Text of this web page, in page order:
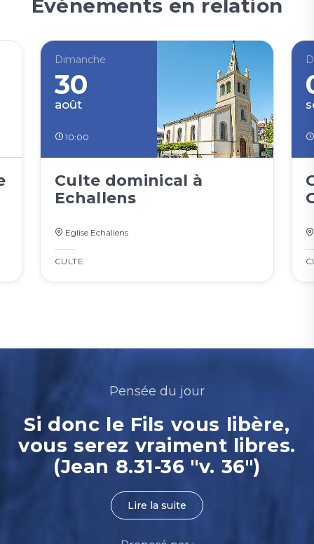
Événements en relation
Dimanche
30
août
10:00
Culte dominical à
Echallens
Eglise Echallens
CULTE
Pensée du jour
Si donc le Fils vous libère,
vous serez vraiment libres.
(Jean 8.31-36 "v. 36")
Lire la suite